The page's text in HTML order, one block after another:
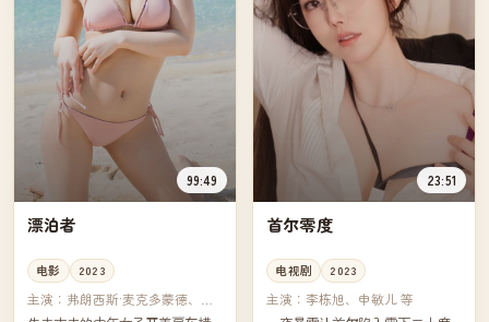
99:49
漂泊者
电影 2023
主演： 弗朗西斯·麦克多蒙德、大
卫·斯特雷瑟恩 等
23:51
首尔零度
电视剧 2023
主演： 李栋旭、申敏儿 等